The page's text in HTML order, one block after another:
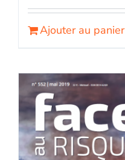
Ajouter au panier